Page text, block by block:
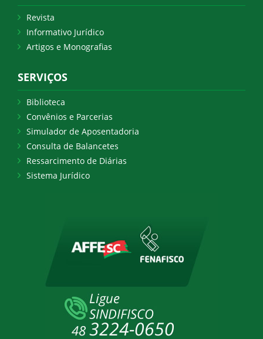
Revista
Informativo Jurídico
Artigos e Monografias
SERVIÇOS
Biblioteca
Convênios e Parcerias
Simulador de Aposentadoria
Consulta de Balancetes
Ressarcimento de Diárias
Sistema Jurídico